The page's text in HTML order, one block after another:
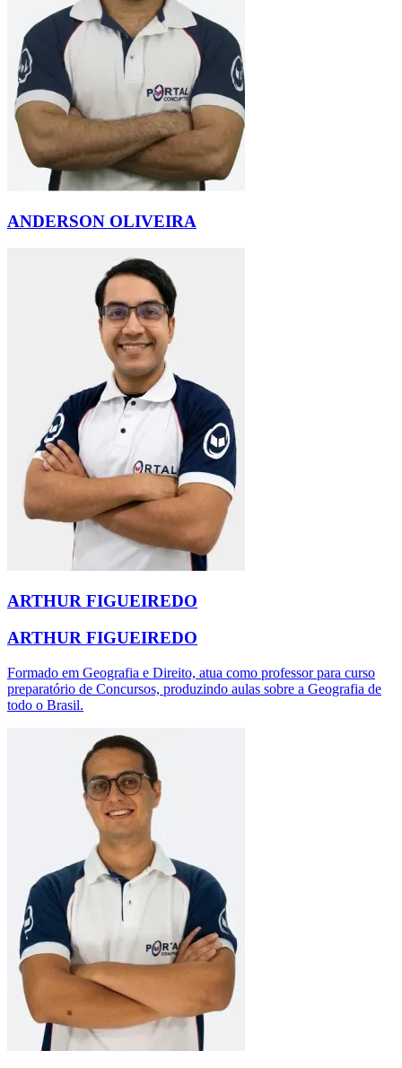
ANDERSON OLIVEIRA
ARTHUR FIGUEIREDO
ARTHUR FIGUEIREDO
Formado em Geografia e Direito, atua como professor para curso
preparatório de Concursos, produzindo aulas sobre a Geografia de
todo o Brasil.